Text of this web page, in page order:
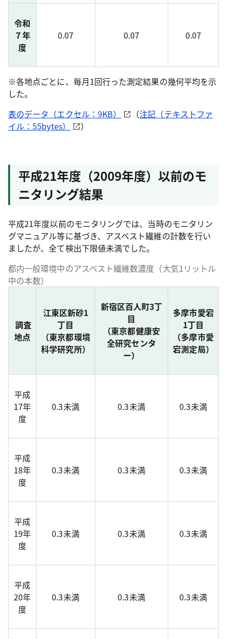
令和
７年
度
0.07 0.07 0.07
※各地点ごとに、毎月1回行った測定結果の幾何平均を示
した。
表のデータ（エクセル：9KB）
（注記（テキストファ
イル：55bytes）
）
平成21年度（2009年度）以前のモ
ニタリング結果
平成21年度以前のモニタリングでは、当時のモニタリン
グマニュアル等に基づき、アスベスト繊維の計数を行い
ましたが、全て検出下限値未満でした。
都内一般環境中のアスベスト繊維数濃度（大気1リットル
中の本数）
調査
地点
江東区新砂1
丁目
（東京都環境
科学研究所）
新宿区百人町3丁
目
（東京都健康安
全研究センタ
ー）
多摩市愛宕
1丁目
（多摩市愛
宕測定局）
平成
17年
度
0.3未満 0.3未満 0.3未満
平成
18年
度
0.3未満 0.3未満 0.3未満
平成
19年
度
0.3未満 0.3未満 0.3未満
平成
20年
度
0.3未満 0.3未満 0.3未満